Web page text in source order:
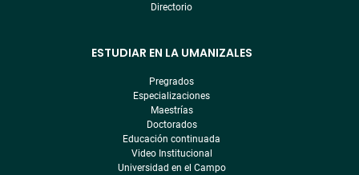
Directorio
ESTUDIAR EN LA UMANIZALES
Pregrados
Especializaciones
Maestrías
Doctorados
Educación continuada
Video Institucional
Universidad en el Campo